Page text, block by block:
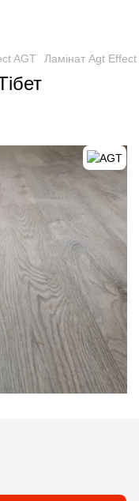
AGT Ламінат Agt Effect